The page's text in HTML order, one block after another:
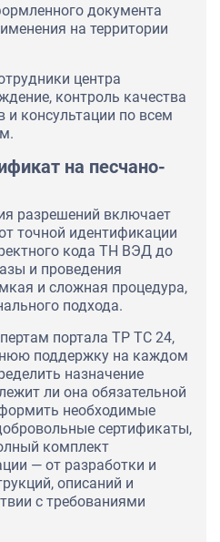
документа
на территории
центра
контроль качества
и консультации по всем
на песчано-
разрешений включает
точной идентификации
кода ТН ВЭД до
и проведения
и сложная процедура,
подхода.
портала ТР ТС 24,
поддержку на каждом
назначение
ли она обязательной
необходимые
сертификаты,
комплект
— от разработки и
описаний и
с требованиями